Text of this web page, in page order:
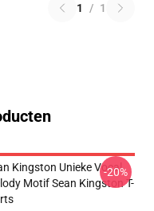
1 / 1
Kingston Unieke Vocal
Motif Sean Kingston T-
-20%